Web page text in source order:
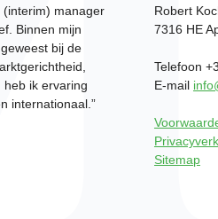
(interim) manager
Binnen mijn
bij de
heb ik ervaring
internationaal.”
Robert
7316 HE
Telefoon
E-mail
Sitemap